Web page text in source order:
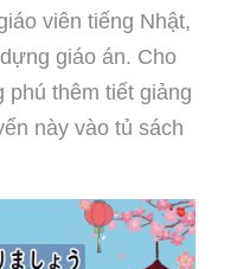
viên tiếng Nhật,
giáo án. Cho
phú thêm tiết giảng
này vào tủ sách